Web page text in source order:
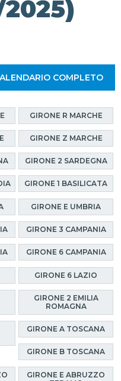
2025)
COMPLETO
GIRONE R MARCHE
GIRONE Z MARCHE
GIRONE 2 SARDEGNA
GIRONE 1 BASILICATA
GIRONE E UMBRIA
GIRONE 3 CAMPANIA
GIRONE 6 CAMPANIA
GIRONE 6 LAZIO
GIRONE 2 EMILIA
ROMAGNA
GIRONE A TOSCANA
GIRONE B TOSCANA
GIRONE E ABRUZZO